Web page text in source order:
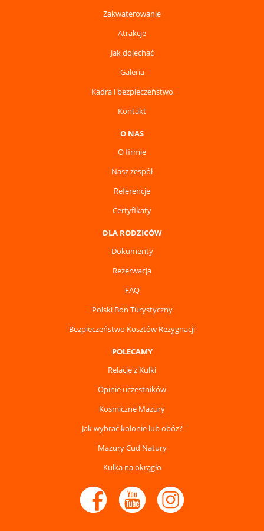
Zakwaterowanie
Atrakcje
Jak dojechać
Galeria
Kadra i bezpieczeństwo
Kontakt
O NAS
O firmie
Nasz zespół
Referencje
Certyfikaty
DLA RODZICÓW
Dokumenty
Rezerwacja
FAQ
Polski Bon Turystyczny
Bezpieczeństwo Kosztów Rezygnacji
POLECAMY
Relacje z Kulki
Opinie uczestników
Kosmiczne Mazury
Jak wybrać kolonie lub obóz?
Mazury Cud Natury
Kulka na okrągło